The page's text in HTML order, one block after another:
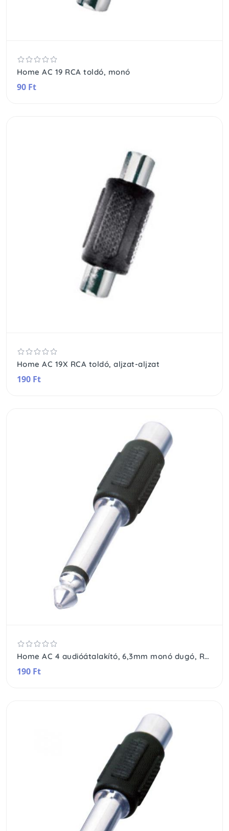
Home AC 19 RCA toldó, monó
90 Ft
Home AC 19X RCA toldó, aljzat-aljzat
190 Ft
Home AC 4 audióátalakító, 6,3mm monó dugó, RCA aljzat
190 Ft